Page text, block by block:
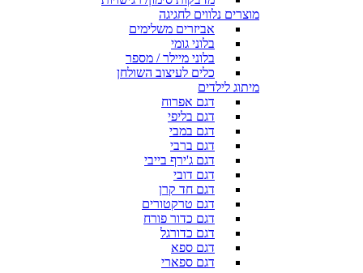
מוצרים נלווים לחגיגה
אביזרים משלימים
בלוני גומי
בלוני מיילר / מספר
כלים לעיצוב השולחן
מיתוג לילדים
דגם אפרוח
דגם בליפי
דגם במבי
דגם ברבי
דגם ג'ירף בייבי
דגם דובי
דגם חד קרן
דגם טרקטורים
דגם כדור פורח
דגם כדורגל
דגם ספא
דגם ספארי